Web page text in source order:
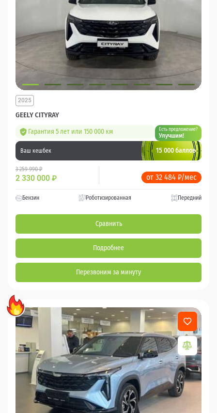
GEELY CITYRAY
2025
Гарантия 5 лет или 150 000 км Есть предложение?
Улучшим!
Ваш кешбек 15 000 баллов
3 259 990 ₽
2 330 000 ₽ от 32 484 ₽/мес
Бензин Роботизированная Передний
Сравнить
Подробнее
Перезвоним за минуту